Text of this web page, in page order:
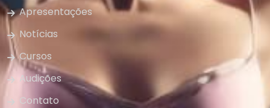
Apresentações
Notícias
Cursos
Audições
Contato